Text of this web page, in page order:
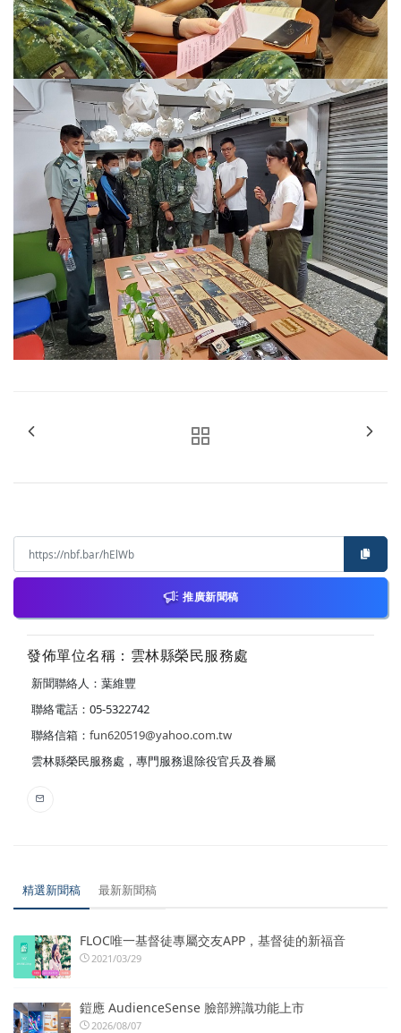
推廣新聞稿
發佈單位名稱：雲林縣榮民服務處
新聞聯絡人：葉維豐
聯絡電話：05-5322742
聯絡信箱： fun620519@yahoo.com.tw
雲林縣榮民服務處，專門服務退除役官兵及眷屬
精選新聞稿 最新新聞稿
FLOC唯一基督徒專屬交友APP，基督徒的新福音
2021/03/29
鎧應 AudienceSense 臉部辨識功能上市
2026/08/07